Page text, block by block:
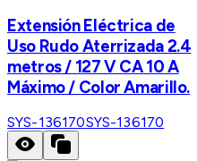
Extensión Eléctrica de
Uso Rudo Aterrizada 2.4
metros / 127 V CA 10 A
Máximo / Color Amarillo.
SYS-136170SYS-136170